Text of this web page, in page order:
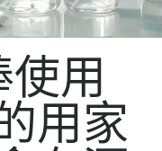
用
用家